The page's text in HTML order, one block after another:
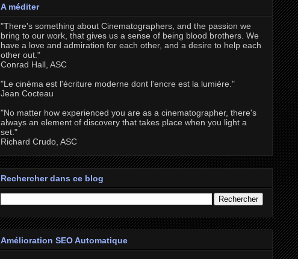
A méditer
"There's something about Cinematographers, and the passion we
bring to our work, that gives us a sense of being blood brothers. We
have a love and admiration for each other, and a desire to help each
other out."
Conrad Hall, ASC
"Le cinéma est l'écriture moderne dont l'encre est la lumière."
Jean Cocteau
"No matter how experienced you are as a cinematographer, there's
always an element of discovery that takes place when you light a
set."
Richard Crudo, ASC
Rechercher dans ce blog
Amélioration SEO Automatique